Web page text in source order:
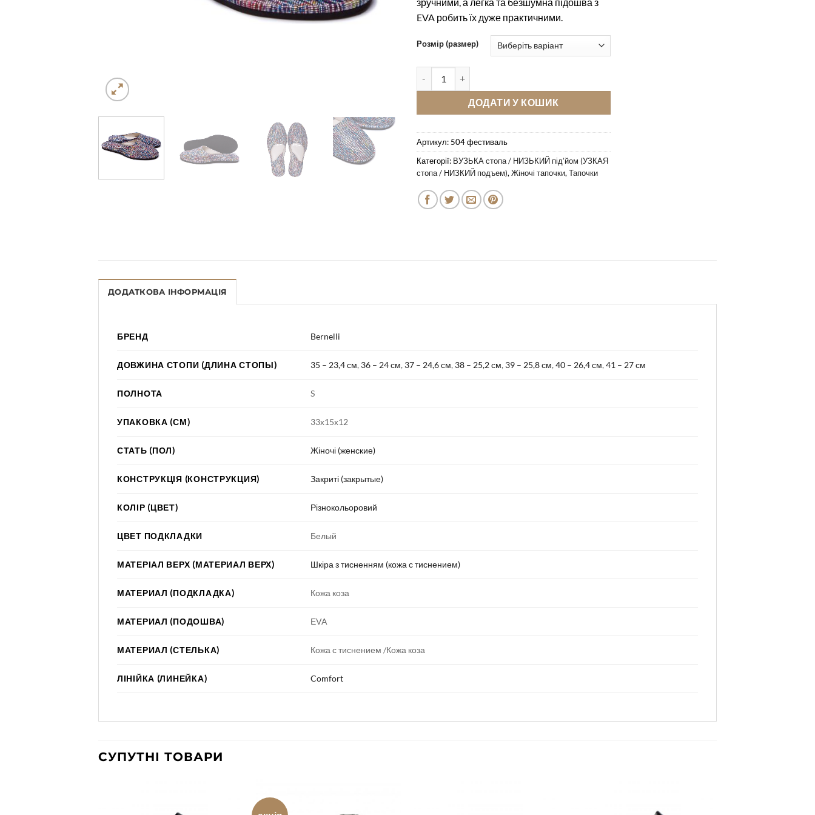
EVA робить їх дуже практичними.
Розмір (размер)
ДОДАТИ У КОШИК
Артикул: 504 фестиваль
Категорії: ВУЗЬКА стопа / НИЗЬКИЙ під’йом (УЗКАЯ
стопа / НИЗКИЙ подъем), Жіночі тапочки, Тапочки
ДОДАТКОВА ІНФОРМАЦІЯ
БРЕНД Bernelli
ДОВЖИНА СТОПИ (ДЛИНА СТОПЫ) 35 – 23,4 см, 36 – 24 см, 37 – 24,6 см, 38 – 25,2 см, 39 – 25,8 см,40 – 26,4 см,41 – 27 см
ПОЛНОТА S
УПАКОВКА (СМ) 33х15х12
СТАТЬ (ПОЛ) Жіночі (женские)
КОНСТРУКЦІЯ (КОНСТРУКЦИЯ) Закриті (закрытые)
КОЛІР (ЦВЕТ) Різнокольоровий
ЦВЕТ ПОДКЛАДКИ Белый
МАТЕРІАЛ ВЕРХ (МАТЕРИАЛ ВЕРХ) Шкіра з тисненням (кожа с тиснением)
МАТЕРИАЛ (ПОДКЛАДКА) Кожа коза
МАТЕРИАЛ (ПОДОШВА) ЕVA
МАТЕРИАЛ (СТЕЛЬКА) Кожа с тиснением /Кожа коза
ЛІНІЙКА (ЛИНЕЙКА) Comfort
СУПУТНІ ТОВАРИ